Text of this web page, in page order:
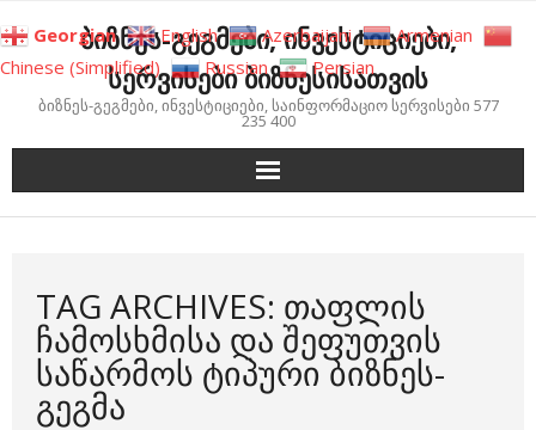
to
content
ბიზნეს-გეგმები, ინვესტიციები,
სერვისები ბიზნესისათვის
ბიზნეს-გეგმები, ინვესტიციები, საინფორმაციო სერვისები 577
235 400
TAG ARCHIVES: ᲗᲐᲤᲚᲘᲡ
ᲩᲐᲛᲝᲡᲮᲛᲘᲡᲐ ᲓᲐ ᲨᲔᲤᲣᲗᲕᲘᲡ
ᲡᲐᲬᲐᲠᲛᲝᲡ ᲢᲘᲞᲣᲠᲘ ᲑᲘᲖᲜᲔᲡ-
ᲒᲔᲒᲛᲐ
Georgian English Azerbaijani
Armenian
Chinese (Simplified)
Russian Persian